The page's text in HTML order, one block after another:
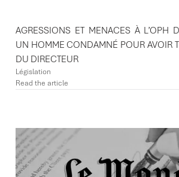
AGRESSIONS ET MENACES À L’OPH
UN HOMME CONDAMNÉ POUR AVOIR
DU DIRECTEUR
Législation
Read the article